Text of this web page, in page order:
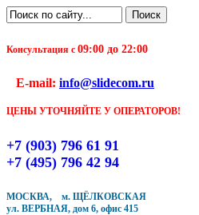
Перейти к основному содержанию
Поиск
Консультация с 09:00 до 22:00
E-mail: info@slidecom.ru
ЦЕНЫ УТОЧНЯЙТЕ У ОПЕРАТОРОВ!
+7 (903) 796 61 91
+7 (495) 796 42 94
МОСКВА, м. ЩЁЛКОВСКАЯ
ул. ВЕРБНАЯ, дом 6, офис 415
Чтобы оформить заказ,
ближайшего времени с Вами
и уточнит детали заказа а